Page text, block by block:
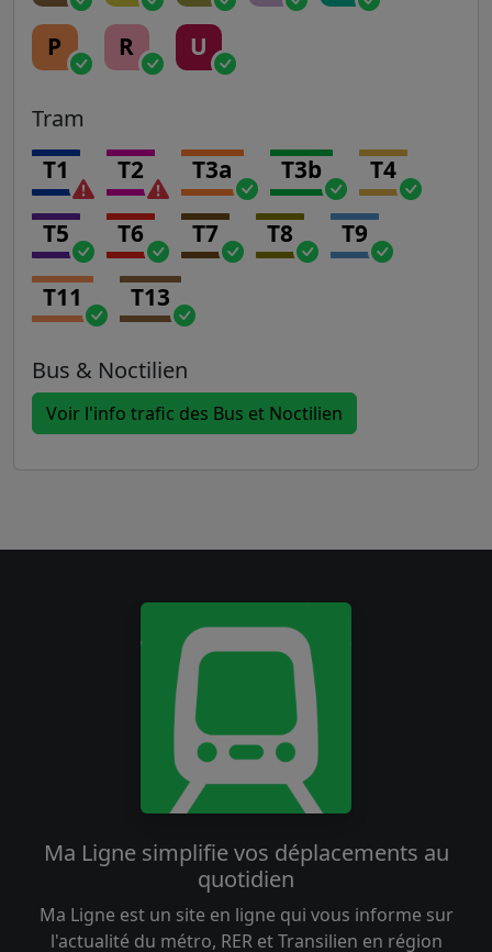
P R U
Tram
T1 T2 T3a T3b T4
T5 T6 T7 T8 T9
T11 T13
Bus & Noctilien
Voir l'info trafic des Bus et Noctilien
Ma Ligne simplifie vos déplacements au
quotidien
Ma Ligne est un site en ligne qui vous informe sur
l'actualité du métro, RER et Transilien en région